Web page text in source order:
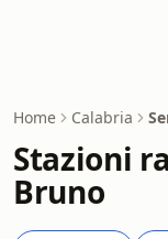
Home Calabria
Stazioni
Bruno